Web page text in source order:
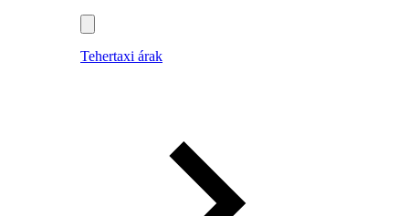
Tehertaxi árak